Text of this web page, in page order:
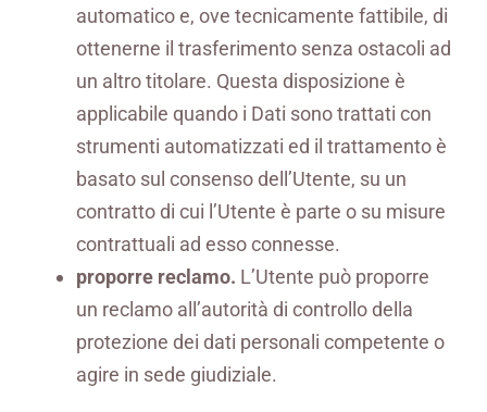
automatico e, ove tecnicamente fattibile, di
ottenerne il trasferimento senza ostacoli ad
un altro titolare. Questa disposizione è
applicabile quando i Dati sono trattati con
strumenti automatizzati ed il trattamento è
basato sul consenso dell’Utente, su un
contratto di cui l’Utente è parte o su misure
contrattuali ad esso connesse.
proporre reclamo. L’Utente può proporre
un reclamo all’autorità di controllo della
protezione dei dati personali competente o
agire in sede giudiziale.